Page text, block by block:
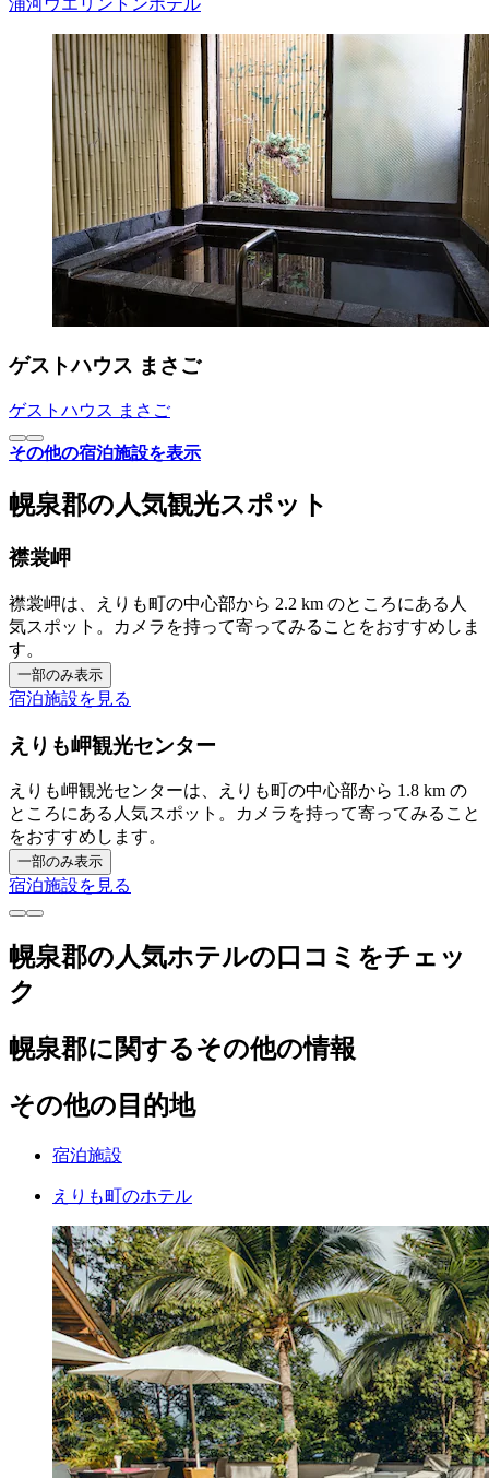
ゲストハウス まさご
ゲストハウス まさご
その他の宿泊施設を表示
幌泉郡の人気観光スポット
襟裳岬
襟裳岬は、えりも町の中心部から 2.2 km のところにある人
気スポット。カメラを持って寄ってみることをおすすめしま
す。
一部のみ表示
宿泊施設を見る
えりも岬観光センター
えりも岬観光センターは、えりも町の中心部から 1.8 km の
ところにある人気スポット。カメラを持って寄ってみること
をおすすめします。
一部のみ表示
宿泊施設を見る
幌泉郡の人気ホテルの口コミをチェッ
ク
幌泉郡に関するその他の情報
その他の目的地
宿泊施設
えりも町のホテル